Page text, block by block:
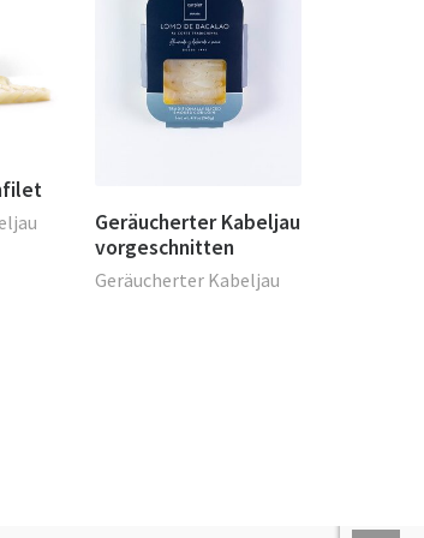
Geräucherter Kabeljau
vorgeschnitten
Geräucherter Kabeljau